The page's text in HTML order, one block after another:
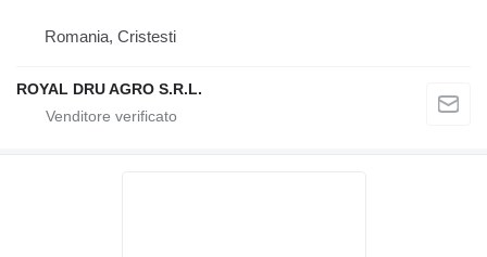
Romania, Cristesti
ROYAL DRU AGRO S.R.L.